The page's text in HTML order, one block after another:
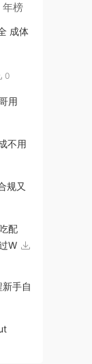
年榜
成体
0
用
不用
规又
配
W
手自